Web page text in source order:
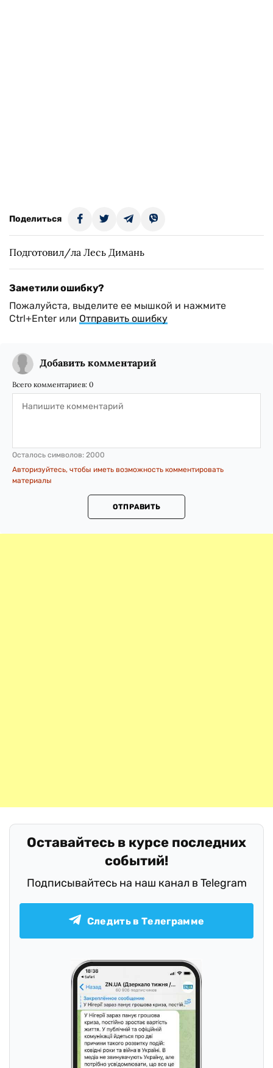
Поделиться
Подготовил/ла Лесь Димань
Заметили ошибку?
Пожалуйста, выделите ее мышкой и нажмите
Ctrl+Enter или Отправить ошибку
Добавить комментарий
Всего комментариев: 0
Осталось символов: 2000
Авторизуйтесь, чтобы иметь возможность комментировать
материалы
ОТПРАВИТЬ
Оставайтесь в курсе последних
событий!
Подписывайтесь на наш канал в Telegram
Следить в Телеграмме